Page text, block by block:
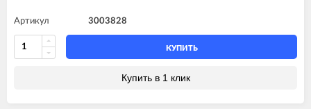
Артикул 3003828
КУПИТЬ
Купить в 1 клик